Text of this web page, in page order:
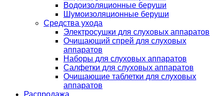
Водоизоляционные беруши
Шумоизоляционные беруши
Средства ухода
Электросушки для слуховых аппаратов
Очищающий спрей для слуховых
аппаратов
Наборы для слуховых аппаратов
Салфетки для слуховых аппаратов
Очищающие таблетки для слуховых
аппаратов
Распродажа